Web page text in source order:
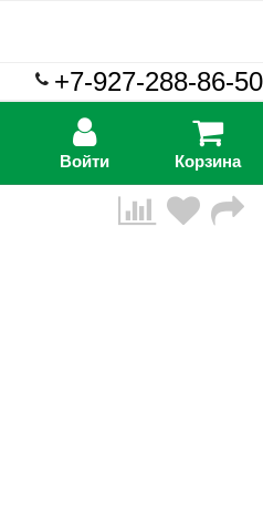
+7-927-288-86-50
Войти Корзина